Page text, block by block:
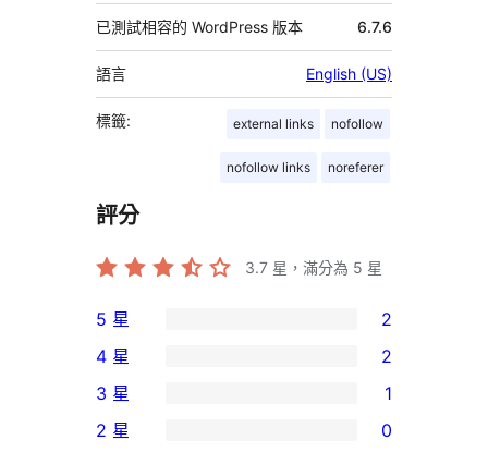
已測試相容的 WordPress 版本 6.7.6
語言 English (US)
標籤: external links nofollow
nofollow links noreferer
評分
3.7 星，滿分為 5 星
2
個
5
星
5 星 2
個
4
4 星 2
1
個
3 星 1
2 星 0